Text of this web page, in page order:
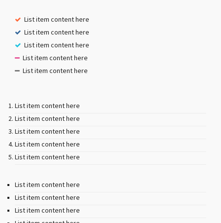
List item content here
List item content here
List item content here
List item content here
List item content here
List item content here
List item content here
List item content here
List item content here
List item content here
List item content here
List item content here
List item content here